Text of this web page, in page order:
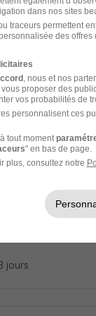
71 CDD
jours
jours
dans nos sites
traceurs permettent
des offres
, nous et nos
proposer des
vos probabilités de
personnalisent ces
tout moment
" en bas de page.
plus, consultez notre